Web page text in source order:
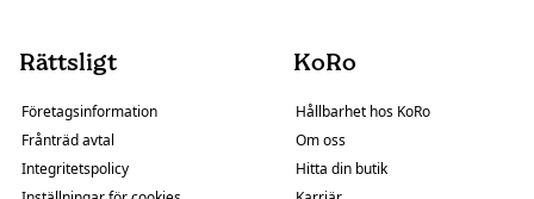
Rättsligt
Företagsinformation
Frånträd avtal
Integritetspolicy
KoRo
Hållbarhet hos KoRo
Om oss
Hitta din butik